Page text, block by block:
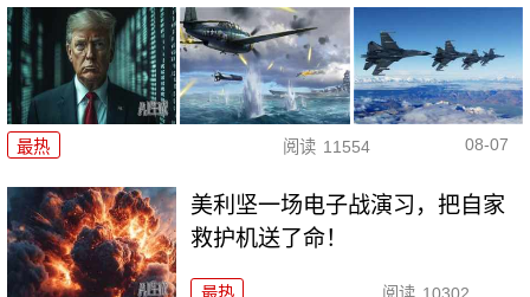
最热 阅读 11554 08-07
美利坚一场电子战演习，把自家
救护机送了命！
最热 阅读 10302